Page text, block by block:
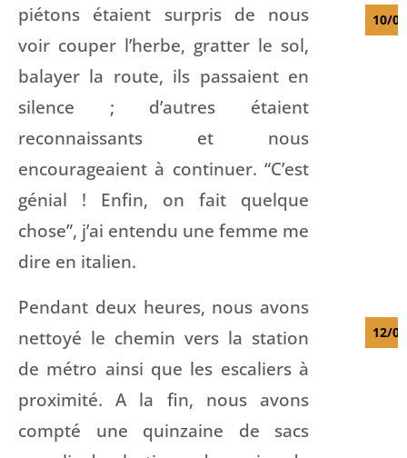
piétons étaient surpris de nous
voir couper l’herbe, gratter le sol,
balayer la route, ils passaient en
silence ; d’autres étaient
reconnaissants et nous
encourageaient à continuer. “C’est
génial ! Enfin, on fait quelque
chose”, j’ai entendu une femme me
dire en italien.
Pendant deux heures, nous avons
nettoyé le chemin vers la station
de métro ainsi que les escaliers à
proximité. A la fin, nous avons
compté une quinzaine de sacs
10/
12/